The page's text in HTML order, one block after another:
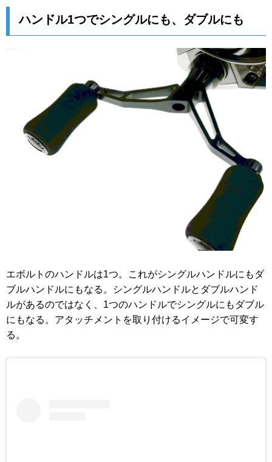
ハンドル1つでシングルにも、ダブルにも
エボルトのハンドルは1つ。これがシングルハンドルにもダ
ブルハンドルにもなる。シングルハンドルとダブルハンド
ルがあるのではなく、1つのハンドルでシングルにもダブル
にもなる。アタッチメントを取り付けるイメージで可変す
る。